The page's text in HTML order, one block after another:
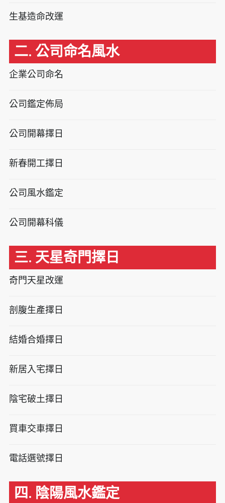
生基造命改運
二. 公司命名風水
企業公司命名
公司鑑定佈局
公司開幕擇日
新春開工擇日
公司風水鑑定
公司開幕科儀
三. 天星奇門擇日
奇門天星改運
剖腹生產擇日
結婚合婚擇日
新居入宅擇日
陰宅破土擇日
買車交車擇日
電話選號擇日
四. 陰陽風水鑑定